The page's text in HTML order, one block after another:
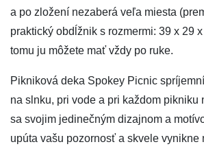
a po zložení nezaberá veľa miesta
praktický obdĺžnik s rozmermi: 39 x 29
tomu ju môžete mať vždy po ruke.
Pikniková deka Spokey Picnic
na slnku, pri vode a pri každom pikniku
sa svojim jedinečným dizajnom a
upúta vašu pozornosť a skvele vynikne